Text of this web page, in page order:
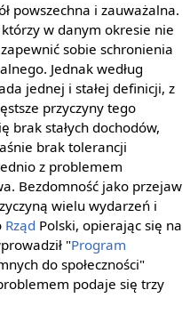
powszechna i zauważalna.
w danym okresie nie
sobie schronienia
Jednak według
jednej i stałej definicji, z
przyczyny tego
brak stałych dochodów,
brak tolerancji
z problemem
Bezdomność jako przejaw
wielu wydarzeń i
Rząd Polski, opierając się na
"Program
do społeczności"
podaje się trzy